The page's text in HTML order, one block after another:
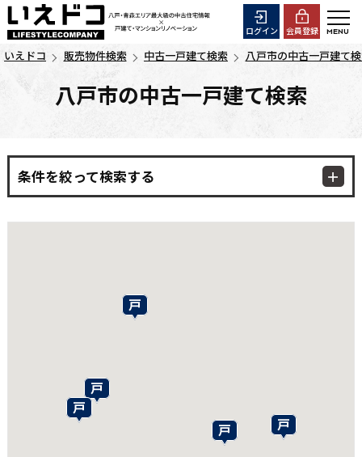
ログイン 会員登録
いえドコ 販売物件検索 中古一戸建て検索 八戸市の中古一戸建て
八戸市の中古一戸建て検索
条件を絞って検索する